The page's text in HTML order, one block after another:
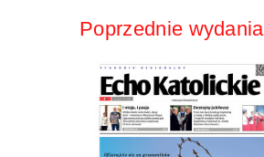
Poprzednie wydania